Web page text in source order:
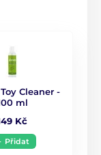
Cleaner -
ml
Kč
Přidat